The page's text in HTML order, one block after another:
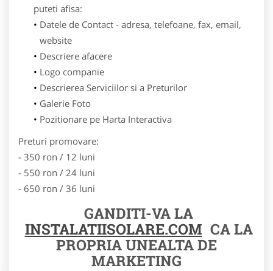
puteti afisa:
Datele de Contact - adresa, telefoane, fax, email,
website
Descriere afacere
Logo companie
Descrierea Serviciilor si a Preturilor
Galerie Foto
Pozitionare pe Harta Interactiva
Preturi promovare:
- 350 ron / 12 luni
- 550 ron / 24 luni
- 650 ron / 36 luni
GANDITI-VA LA
INSTALATIISOLARE.COM CA LA
PROPRIA UNEALTA DE
MARKETING